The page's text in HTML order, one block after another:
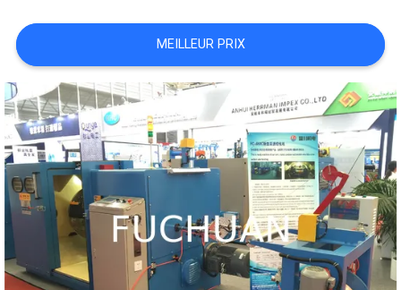
QUALITÉ
CONTACTEZ-
NOUS
NOUVELLES
LES
AFFAIRES
MEILLEUR PRIX